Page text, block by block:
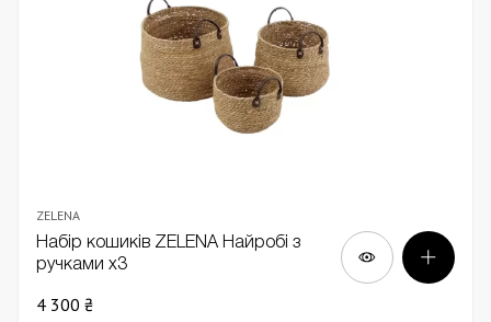
ZELENA
Набір кошиків ZELENA Найробі з
ручками х3
4 300 ₴